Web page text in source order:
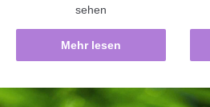
sehen
Mehr lesen